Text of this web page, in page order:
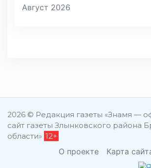
Август 2026
2026 © Редакция газеты «Знамя —
сайт газеты Злынковского района
области» 12+
О проекте Карта